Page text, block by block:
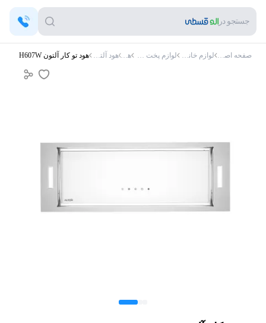
جستجو در
صفحه اصلی لوازم خانگی لوازم پخت و پز هود هود آلتون هود تو کار آلتون H607W